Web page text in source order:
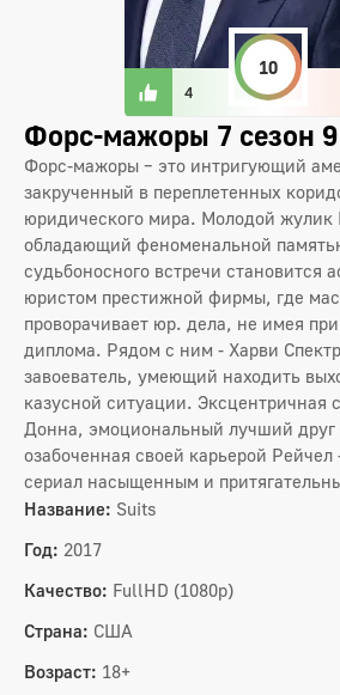
4
10
Форс-мажоры 7 сезон 9
Форс-мажоры – это интригующий
закрученный в переплетенных
юридического мира. Молодой жулик
обладающий феноменальной
судьбоносного встречи становится
юристом престижной фирмы, где
проворачивает юр. дела, не имея
диплома. Рядом с ним - Харви
завоеватель, умеющий находить
казусной ситуации. Эксцентричная
Донна, эмоциональный лучший
озабоченная своей карьерой Рейчел
сериал насыщенным и
Название: Suits
Год: 2017
Качество: FullHD (1080p)
Страна: США
Возраст: 18+